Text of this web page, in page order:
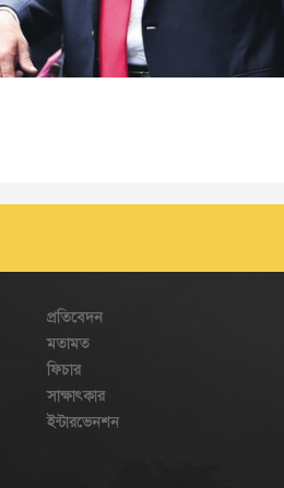
প্রতিবেদন
মতামত
ফিচার
সাক্ষাৎকার
ইন্টারভেনশন